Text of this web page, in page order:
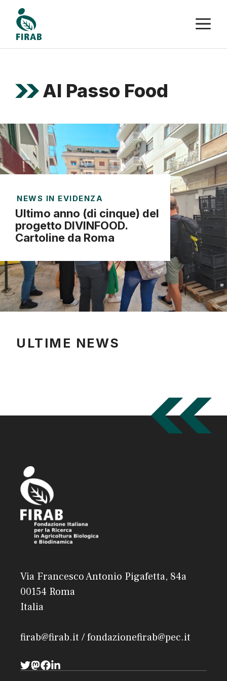
contenuto
Al Passo Food
NEWS IN EVIDENZA
Ultimo anno (di cinque) del
progetto DIVINFOOD.
Cartoline da Roma
ULTIME NEWS
Via Francesco Antonio Pigafetta, 84a
00154 Roma
Italia
firab@firab.it / fondazionefirab@pec.it